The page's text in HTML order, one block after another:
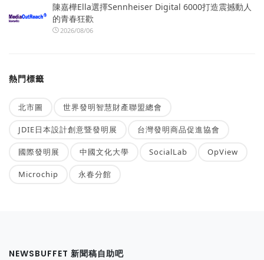
陳嘉樺Ella選擇Sennheiser Digital 6000打造震撼動人
的青春狂歡
2026/08/06
熱門標籤
北市圖 世界發明智慧財產聯盟總會
JDIE日本設計創意暨發明展 台灣發明商品促進協會
國際發明展 中國文化大學 SocialLab OpView
Microchip 永春分館
NEWSBUFFET 新聞稿自助吧